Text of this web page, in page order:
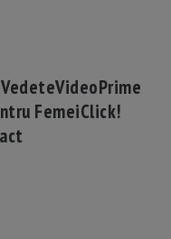
VedeteVideoPrime
FemeiClick!